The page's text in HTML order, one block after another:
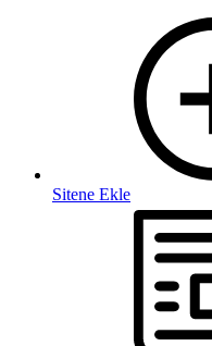
Sitene Ekle